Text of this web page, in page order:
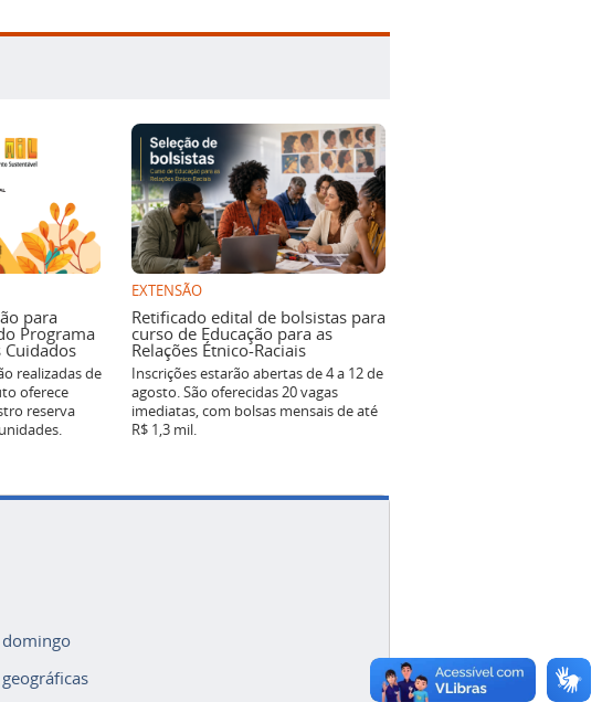
para
Programa
realizadas de
oferece
reserva
EXTENSÃO
Retificado edital de bolsistas para
curso de Educação para as
Relações Étnico-Raciais
Inscrições estarão abertas de 4 a 12 de
agosto. São oferecidas 20 vagas
imediatas, com bolsas mensais de até
R$ 1,3 mil.